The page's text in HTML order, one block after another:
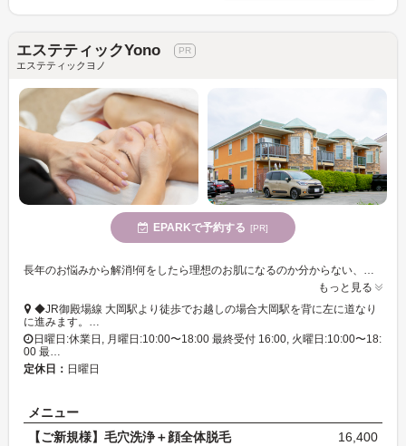
エステティックYono
エステティックヨノ
EPARKで予約する [PR]
長年のお悩みから解消!何をしたら理想のお肌になるのか分からない、乾燥、くすみ、繰り返すニキビ、ニキビ痕、濃くなるシミ、目立つ毛穴、たるんだお顔、等根本解決!
もっと見る
◆JR御殿場線 大岡駅より徒歩でお越しの場合大岡駅を背に左に道なり
に進みます。…
日曜日:休業日, 月曜日:10:00〜18:00 最終受付 16:00, 火曜日:10:00〜18:
00 最…
定休日： 日曜日
メニュー
【ご新規様】毛穴洗浄＋顔全体脱毛
16,400